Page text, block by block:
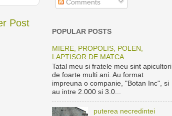
Post
Comments
POPULAR POSTS
MIERE, PROPOLIS, POLEN,
LAPTISOR DE MATCA
Tatal meu si fratele meu sint apicultori
de foarte multi ani. Au format
impreuna o companie, "Botan Inc", si
au intre 2.000 si 3.0...
puterea necredintei